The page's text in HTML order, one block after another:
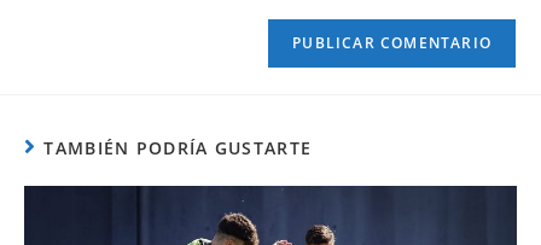
TAMBIÉN PODRÍA GUSTARTE